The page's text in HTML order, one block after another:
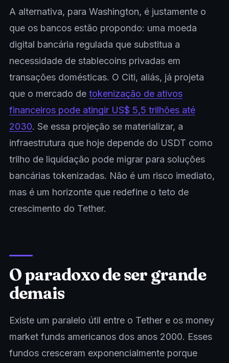
A alternativa, para Washington, é justamente o
que os bancos estão propondo: uma moeda
digital bancária regulada que substitua a
necessidade de stablecoins privadas em
transações domésticas. O Citi, aliás, já projeta
que o mercado de tokenização de ativos
financeiros pode atingir US$ 5,5 trilhões até
2030. Se essa projeção se materializar, a
infraestrutura que hoje depende do USDT como
trilho de liquidação pode migrar para soluções
bancárias tokenizadas. Não é um risco imediato,
mas é um horizonte que redefine o teto de
crescimento do Tether.
O paradoxo de ser grande
demais
Existe um paralelo útil entre o Tether e os money
market funds americanos dos anos 2000. Esses
fundos cresceram exponencialmente porque